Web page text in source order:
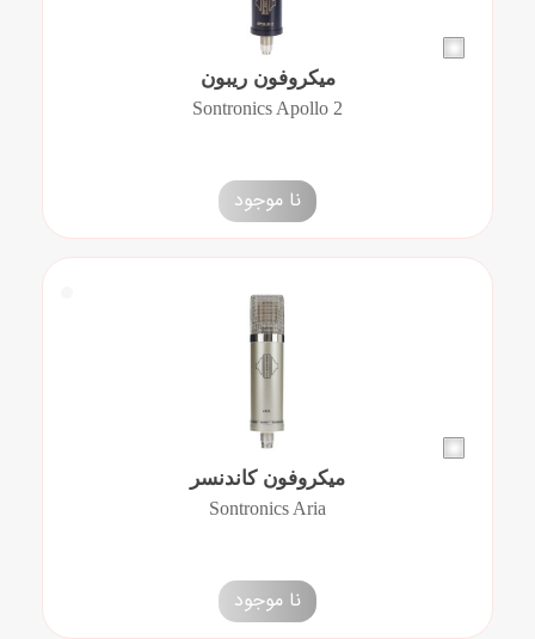
میکروفون ریبون
Sontronics Apollo 2
نا موجود
میکروفون کاندنسر
Sontronics Aria
نا موجود